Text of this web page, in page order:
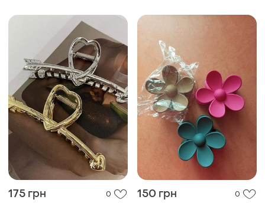
175 грн 0 150 грн 0